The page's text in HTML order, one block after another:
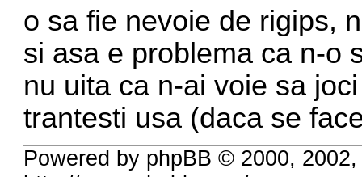
o sa fie nevoie de rigips,
si asa e problema ca n-o
nu uita ca n-ai voie sa
trantesti usa (daca se
Powered by phpBB © 2000,